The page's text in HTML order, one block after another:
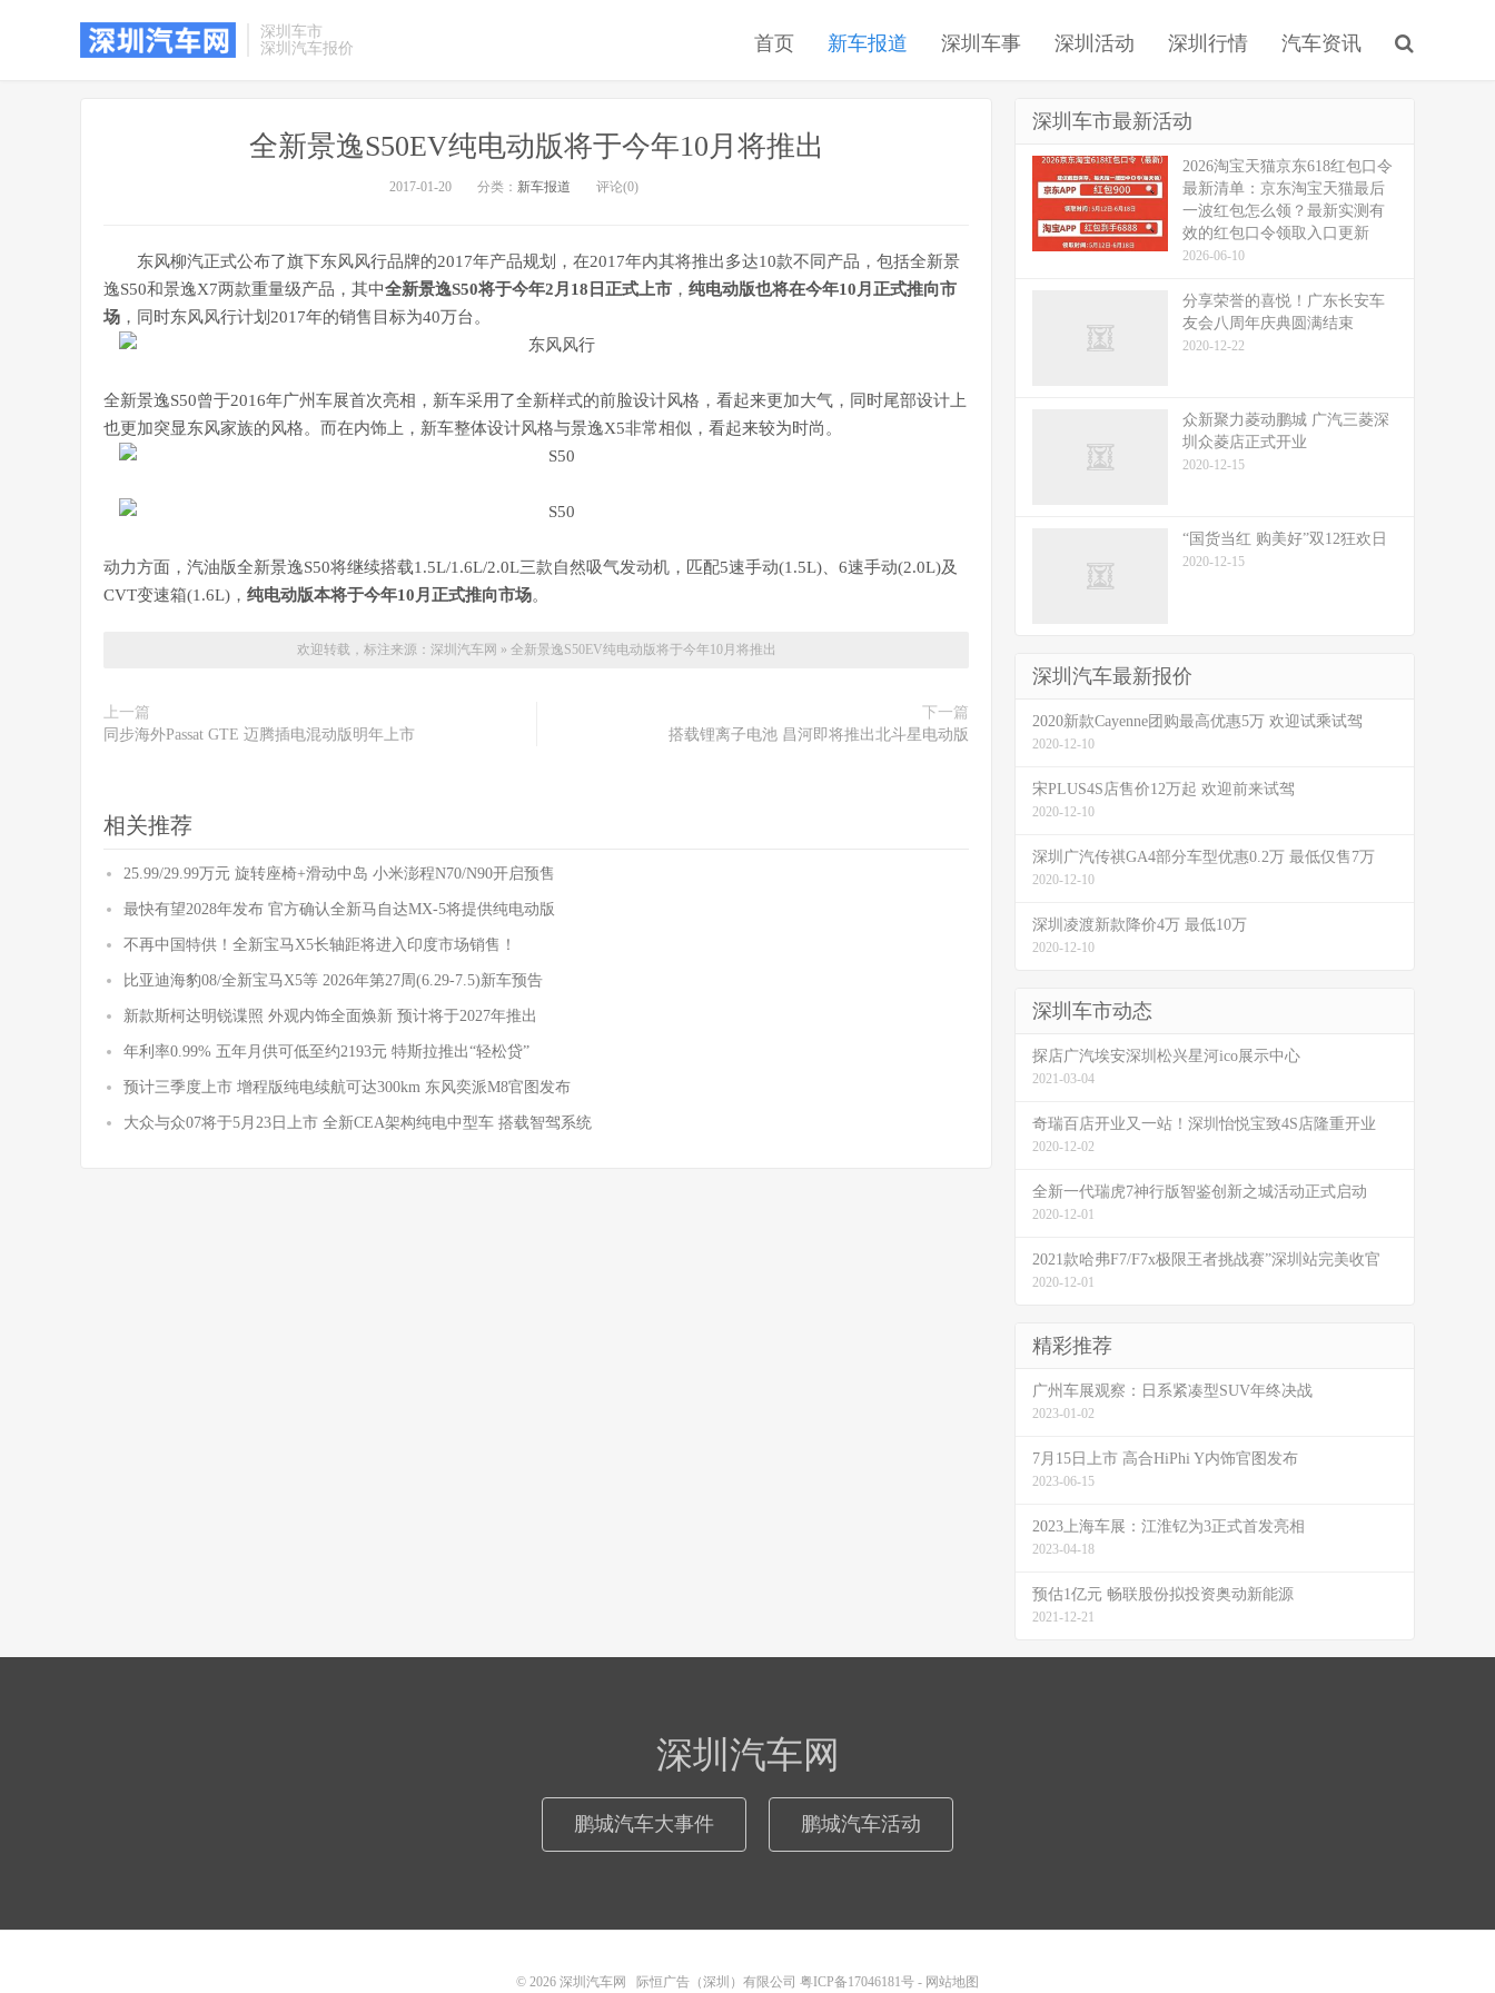
深圳车市
深圳汽车报价
首页 新车报道 深圳车事 深圳活动 深圳行情 汽车资讯
全新景逸S50EV纯电动版将于今年10月将推出
2017-01-20 分类： 新车报道 评论(0)
东风柳汽正式公布了旗下东风风行品牌的2017年产品规划，在2017年内其将推出多达10款不同产品，包括全新景
逸S50和景逸X7两款重量级产品，其中全新景逸S50将于今年2月18日正式上市 ， 纯电动版也将在今年10月正式推向市
场 ，同时东风风行计划2017年的销售目标为40万台。
全新景逸S50曾于2016年广州车展首次亮相，新车采用了全新样式的前脸设计风格，看起来更加大气，同时尾部设计上
也更加突显东风家族的风格。而在内饰上，新车整体设计风格与景逸X5非常相似，看起来较为时尚。
动力方面，汽油版全新景逸S50将继续搭载1.5L/1.6L/2.0L三款自然吸气发动机，匹配5速手动(1.5L)、6速手动(2.0L)及
CVT变速箱(1.6L)， 纯电动版本将于今年10月正式推向市场。
欢迎转载，标注来源： 深圳汽车网 » 全新景逸S50EV纯电动版将于今年10月将推出
上一篇
同步海外Passat GTE 迈腾插电混动版明年上市
下一篇
搭载锂离子电池 昌河即将推出北斗星电动版
相关推荐
25.99/29.99万元 旋转座椅+滑动中岛 小米澎程N70/N90开启预售
最快有望2028年发布 官方确认全新马自达MX-5将提供纯电动版
不再中国特供！全新宝马X5长轴距将进入印度市场销售！
比亚迪海豹08/全新宝马X5等 2026年第27周(6.29-7.5)新车预告
新款斯柯达明锐谍照 外观内饰全面焕新 预计将于2027年推出
年利率0.99% 五年月供可低至约2193元 特斯拉推出“轻松贷”
预计三季度上市 增程版纯电续航可达300km 东风奕派M8官图发布
大众与众07将于5月23日上市 全新CEA架构纯电中型车 搭载智驾系统
深圳车市最新活动
2026淘宝天猫京东618红包口令
最新清单：京东淘宝天猫最后
一波红包怎么领？最新实测有
效的红包口令领取入口更新
2026-06-10
分享荣誉的喜悦！广东长安车
友会八周年庆典圆满结束
2020-12-22
众新聚力菱动鹏城 广汽三菱深
圳众菱店正式开业
2020-12-15
“国货当红 购美好”双12狂欢日
2020-12-15
深圳汽车最新报价
2020新款Cayenne团购最高优惠5万 欢迎试乘试驾
2020-12-10
宋PLUS4S店售价12万起 欢迎前来试驾
2020-12-10
深圳广汽传祺GA4部分车型优惠0.2万 最低仅售7万
2020-12-10
深圳凌渡新款降价4万 最低10万
2020-12-10
深圳车市动态
探店广汽埃安深圳松兴星河ico展示中心
2021-03-04
奇瑞百店开业又一站！深圳怡悦宝致4S店隆重开业
2020-12-02
全新一代瑞虎7神行版智鉴创新之城活动正式启动
2020-12-01
2021款哈弗F7/F7x极限王者挑战赛”深圳站完美收官
2020-12-01
精彩推荐
广州车展观察：日系紧凑型SUV年终决战
2023-01-02
7月15日上市 高合HiPhi Y内饰官图发布
2023-06-15
2023上海车展：江淮钇为3正式首发亮相
2023-04-18
预估1亿元 畅联股份拟投资奥动新能源
2021-12-21
深圳汽车网
鹏城汽车大事件 鹏城汽车活动
© 2026 深圳汽车网 际恒广告（深圳）有限公司 粤ICP备17046181号 - 网站地图